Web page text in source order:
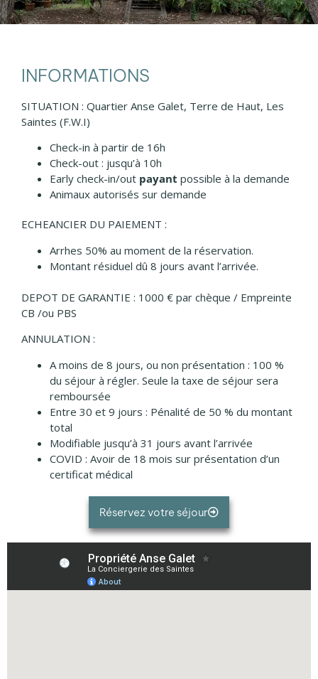
INFORMATIONS
SITUATION : Quartier Anse Galet, Terre de Haut, Les
Saintes (F.W.I)
Check-in à partir de 16h
Check-out : jusqu’à 10h
Early check-in/out payant possible à la demande
Animaux autorisés sur demande
ECHEANCIER DU PAIEMENT :
Arrhes 50% au moment de la réservation.
Montant résiduel dû 8 jours avant l’arrivée.
DEPOT DE GARANTIE : 1000 € par chèque / Empreinte
CB /ou PBS
ANNULATION :
A moins de 8 jours, ou non présentation : 100 %
du séjour à régler. Seule la taxe de séjour sera
remboursée
Entre 30 et 9 jours : Pénalité de 50 % du montant
total
Modifiable jusqu’à 31 jours avant l’arrivée
COVID : Avoir de 18 mois sur présentation d’un
certificat médical
Réservez votre séjour